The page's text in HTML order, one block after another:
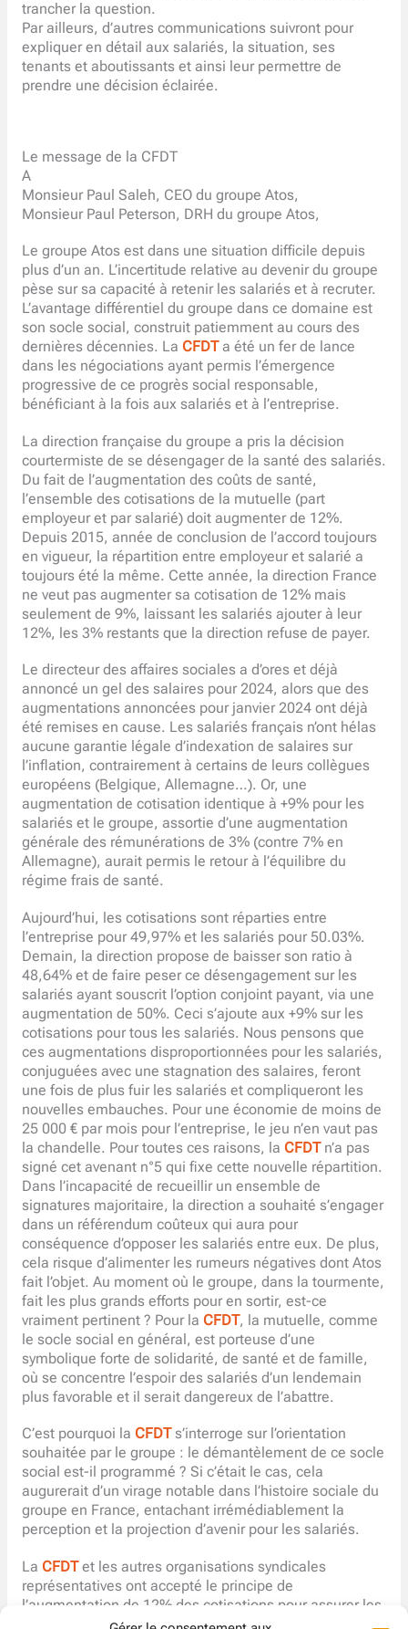
trancher la question.
Par ailleurs, d’autres communications suivront pour
expliquer en détail aux salariés, la situation, ses
tenants et aboutissants et ainsi leur permettre de
prendre une décision éclairée.
Le message de la CFDT
A
Monsieur Paul Saleh, CEO du groupe Atos,
Monsieur Paul Peterson, DRH du groupe Atos,
Le groupe Atos est dans une situation difficile depuis
plus d’un an. L’incertitude relative au devenir du groupe
pèse sur sa capacité à retenir les salariés et à recruter.
L’avantage différentiel du groupe dans ce domaine est
son socle social, construit patiemment au cours des
dernières décennies. La CFDT a été un fer de lance
dans les négociations ayant permis l’émergence
progressive de ce progrès social responsable,
bénéficiant à la fois aux salariés et à l’entreprise.
La direction française du groupe a pris la décision
courtermiste de se désengager de la santé des salariés.
Du fait de l’augmentation des coûts de santé,
l’ensemble des cotisations de la mutuelle (part
employeur et par salarié) doit augmenter de 12%.
Depuis 2015, année de conclusion de l’accord toujours
en vigueur, la répartition entre employeur et salarié a
toujours été la même. Cette année, la direction France
ne veut pas augmenter sa cotisation de 12% mais
seulement de 9%, laissant les salariés ajouter à leur
12%, les 3% restants que la direction refuse de payer.
Le directeur des affaires sociales a d’ores et déjà
annoncé un gel des salaires pour 2024, alors que des
augmentations annoncées pour janvier 2024 ont déjà
été remises en cause. Les salariés français n’ont hélas
aucune garantie légale d’indexation de salaires sur
l’inflation, contrairement à certains de leurs collègues
européens (Belgique, Allemagne…). Or, une
augmentation de cotisation identique à +9% pour les
salariés et le groupe, assortie d’une augmentation
générale des rémunérations de 3% (contre 7% en
Allemagne), aurait permis le retour à l’équilibre du
régime frais de santé.
Aujourd’hui, les cotisations sont réparties entre
l’entreprise pour 49,97% et les salariés pour 50.03%.
Demain, la direction propose de baisser son ratio à
48,64% et de faire peser ce désengagement sur les
salariés ayant souscrit l’option conjoint payant, via une
augmentation de 50%. Ceci s’ajoute aux +9% sur les
cotisations pour tous les salariés. Nous pensons que
ces augmentations disproportionnées pour les salariés,
conjuguées avec une stagnation des salaires, feront
une fois de plus fuir les salariés et compliqueront les
nouvelles embauches. Pour une économie de moins de
25 000 € par mois pour l’entreprise, le jeu n’en vaut pas
la chandelle. Pour toutes ces raisons, la CFDT n’a pas
signé cet avenant n°5 qui fixe cette nouvelle répartition.
Dans l’incapacité de recueillir un ensemble de
signatures majoritaire, la direction a souhaité s’engager
dans un référendum coûteux qui aura pour
conséquence d’opposer les salariés entre eux. De plus,
cela risque d’alimenter les rumeurs négatives dont Atos
fait l’objet. Au moment où le groupe, dans la tourmente,
fait les plus grands efforts pour en sortir, est-ce
vraiment pertinent ? Pour la CFDT, la mutuelle, comme
le socle social en général, est porteuse d’une
symbolique forte de solidarité, de santé et de famille,
où se concentre l’espoir des salariés d’un lendemain
plus favorable et il serait dangereux de l’abattre.
C’est pourquoi la CFDT s’interroge sur l’orientation
souhaitée par le groupe : le démantèlement de ce socle
social est-il programmé ? Si c’était le cas, cela
augurerait d’un virage notable dans l’histoire sociale du
groupe en France, entachant irrémédiablement la
perception et la projection d’avenir pour les salariés.
La CFDT et les autres organisations syndicales
représentatives ont accepté le principe de
l’augmentation de 12% des cotisations pour assurer les
frais de santé. Responsables, nous sommes toujours